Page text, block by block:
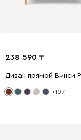
238 590
Диван прямой Винси
+107